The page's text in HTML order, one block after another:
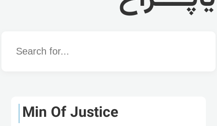
Word
Min Of Justice